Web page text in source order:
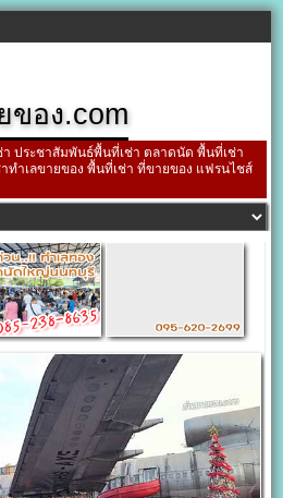
ของ.com
ประชาสัมพันธ์พื้นที่เช่า ตลาดนัด พื้นที่เช่า
ทำเลขายของ พื้นที่เช่า ที่ขายของ แฟรนไชส์